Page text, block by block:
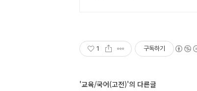
1 구독하기
'교육/국어(고전)'의 다른글